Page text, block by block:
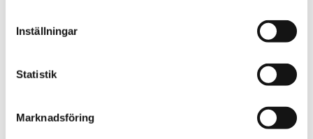
Inställningar
Statistik
Marknadsföring